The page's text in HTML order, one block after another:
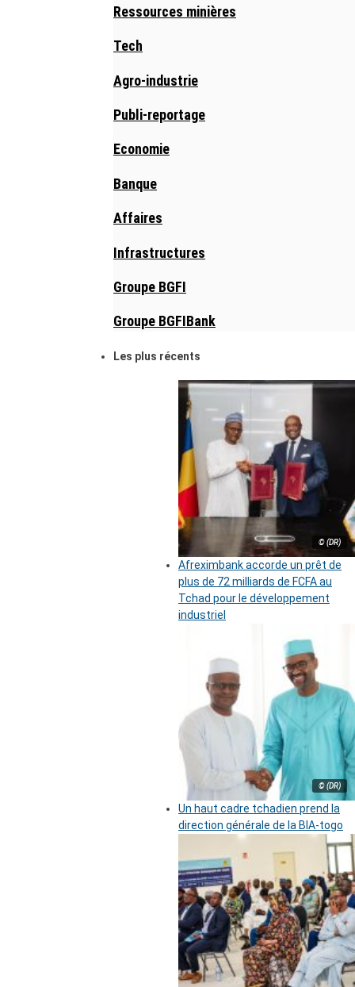
Ressources minières
Tech
Agro-industrie
Publi-reportage
Economie
Banque
Affaires
Infrastructures
Groupe BGFI
Groupe BGFIBank
Les plus récents
© (DR)
Afreximbank accorde un prêt de
plus de 72 milliards de FCFA au
Tchad pour le développement
industriel
© (DR)
Un haut cadre tchadien prend la
direction générale de la BIA-togo